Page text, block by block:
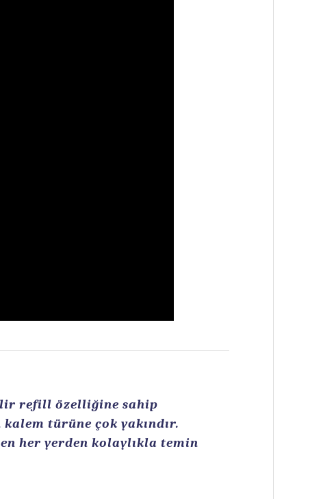
refill özelliğine sahip
türüne çok yakındır.
her yerden kolaylıkla temin